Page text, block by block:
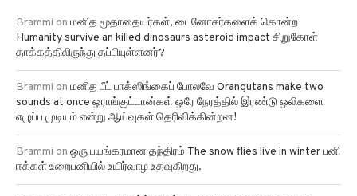
Brammi on மனித மூதாதையர்கள், டைனோசர்களைக் கொன்ற
Humanity survive an killed dinosaurs asteroid impact சிறுகோள்
தாக்கத்திலிருந்து தப்பியுள்ளனர்?
Brammi on மனித பீட் பாக்ஸிங்கைப் போலவே Orangutans make two
sounds at once ஒராங்குட்டான்கள் ஒரே நேரத்தில் இரண்டு ஒலிகளை
எழுப்ப முடியும் என்று ஆய்வுகள் தெரிவிக்கின்றன!
Brammi on ஒரு பயங்கரமான தந்திரம் The snow flies live in winter பனி
ஈக்கள் உறைபனியில் உயிர்வாழ உதவுகிறது.